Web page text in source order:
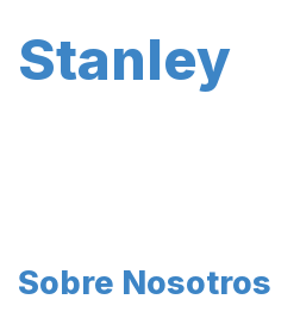
Stanley
Sobre Nosotros